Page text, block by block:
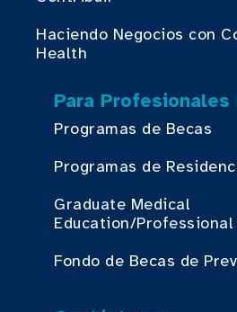
Haciendo Negocios con
Health
Para Profesionales
Programas de Becas
Programas de
Graduate Medical
Education/Professional
Fondo de Becas de